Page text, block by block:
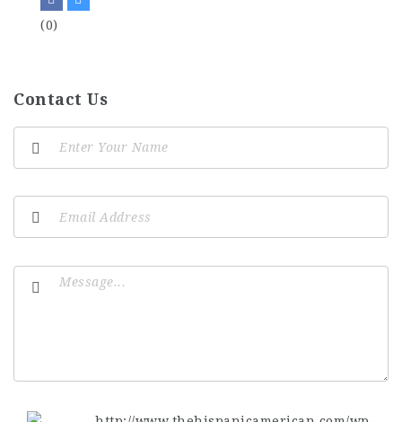
(0)
Contact Us